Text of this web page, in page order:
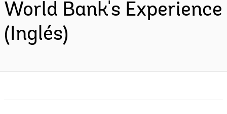
World Bank's Experience
(Inglés)